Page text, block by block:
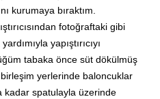
kurumaya bıraktım.
fotoğraftaki gibi
yapıştırıcıyı
tabaka önce süt dökülmüş
yerlerinde baloncuklar
kadar spatulayla üzerinde